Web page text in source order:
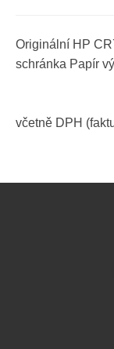
Originální HP
schránka Papír
včetně DPH